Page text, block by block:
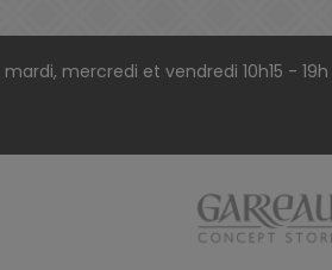
mercredi et vendredi 10h15 - 19h